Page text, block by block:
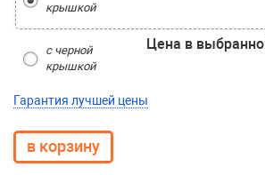
крышкой
с черной
крышкой
Цена в
Гарантия лучшей цены